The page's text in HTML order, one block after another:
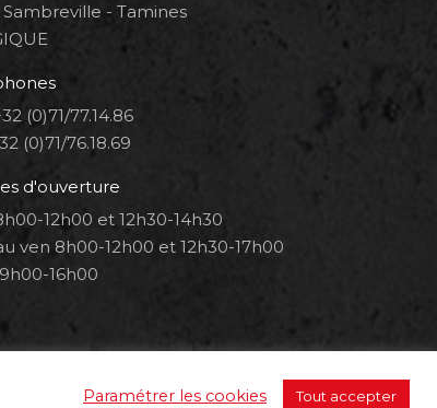
- Tamines
(0)71/77.14.86
(0)71/76.18.69
d'ouverture
12h00 et 12h30-14h30
ven 8h00-12h00 et 12h30-17h00
16h00
nous sur :
Paramétrer les cookies Tout accepter